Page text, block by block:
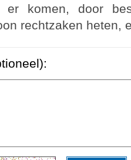
komen, door
rechtzaken heten,